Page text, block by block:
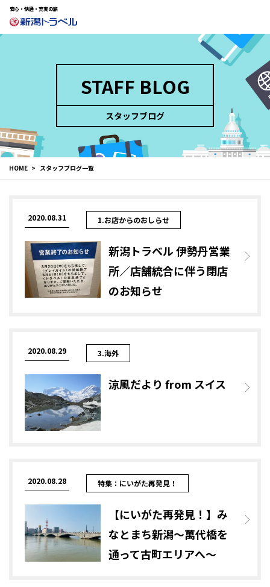
安心・快適・充実の旅
STAFF BLOG
スタッフブログ
HOME スタッフブログ一覧
2020.08.31 1.お店からのおしらせ
新潟トラベル 伊勢丹営業
所／店舗統合に伴う閉店
のお知らせ
2020.08.29 3.海外
涼風だより from スイス
2020.08.28 特集：にいがた再発見！
【にいがた再発見！】み
なとまち新潟～萬代橋を
通って古町エリアへ～